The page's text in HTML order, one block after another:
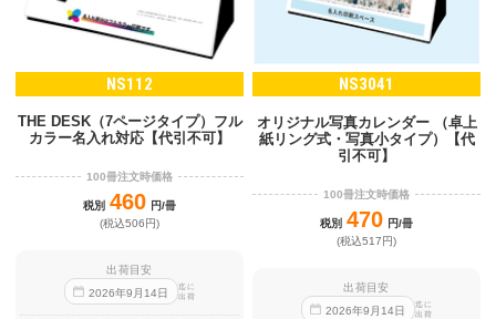
NS112
THE DESK（7ページタイプ）フル
カラー名入れ対応【代引不可】
100冊注文時価格
税別 460 円/冊
(税込506円)
出荷目安
2026年9 月14日
迄に
出荷
NS3041
オリジナル写真カレンダー （卓上
紙リング式・写真小タイプ）【代
引不可】
100冊注文時価格
税別 470 円/冊
(税込517円)
出荷目安
2026年9 月 14日
迄に
出荷